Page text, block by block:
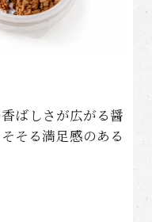
ばしさが広がる醤
そる満足感のある